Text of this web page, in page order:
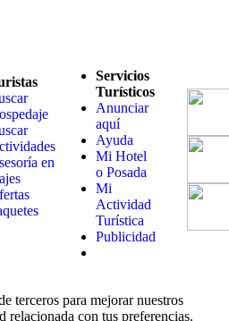
en
Servicios
Turísticos
Anunciar
aquí
Ayuda
Mi Hotel
o Posada
Mi
Actividad
Turística
Publicidad
terceros para mejorar nuestros
relacionada con tus preferencias.